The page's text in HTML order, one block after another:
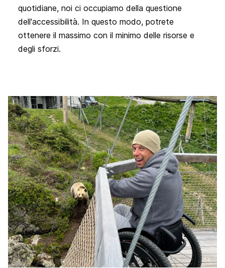
quotidiane, noi ci occupiamo della questione
dell'accessibilità. In questo modo, potrete
ottenere il massimo con il minimo delle risorse e
degli sforzi.